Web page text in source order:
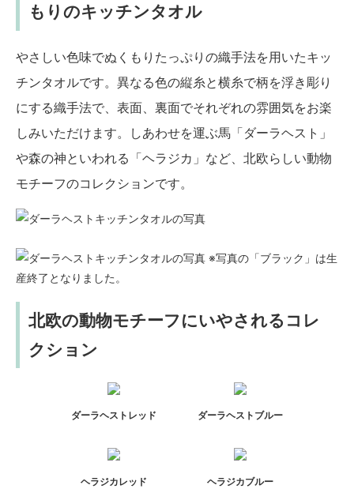
もりのキッチンタオル
やさしい色味でぬくもりたっぷりの織手法を用いたキッ
チンタオルです。異なる色の縦糸と横糸で柄を浮き彫り
にする織手法で、表面、裏面でそれぞれの雰囲気をお楽
しみいただけます。しあわせを運ぶ馬「ダーラヘスト」
や森の神といわれる「ヘラジカ」など、北欧らしい動物
モチーフのコレクションです。
※写真の「ブラック」は生
産終了となりました。
北欧の動物モチーフにいやされるコレ
クション
ダーラヘストレッド ダーラヘストブルー
ヘラジカレッド ヘラジカブルー